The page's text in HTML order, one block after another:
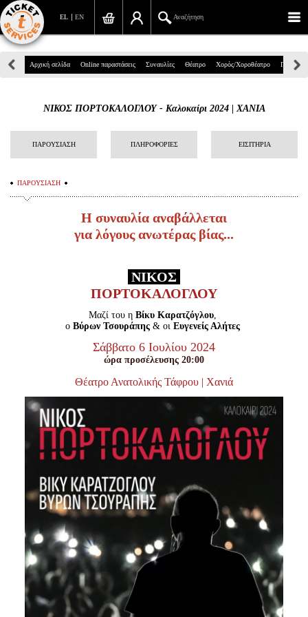
EN
EL Αναζήτηση
Πανεπιστημίου 39, Αθήνα
info@ticketservices.gr
Αναζήτηση
Παραγγελία
Πληροφορίες
Είσοδος διαχειριστή
Αρχική σελίδα Online παραστάσεις Συναυλίες Θέατρο Χορός/Χοροθέατρο Παιδικά
ΝΙΚΟΣ ΠΟΡΤΟΚΑΛΟΓΛΟΥ - Καλοκαίρι 2024 | ΧΑΝΙΑ
ΠΑΡΟΥΣΙΑΣΗ ΠΛΗΡΟΦΟΡΙΕΣ ΕΙΣΙΤΗΡΙΑ
ΠΑΡΟΥΣΙΑΣΗ
Η συναυλία αναβάλλεται
για λόγους ανωτέρας βίας...
ΝΙΚΟΣ
ΠΟΡΤΟΚΑΛΟΓΛΟΥ
Μαζί του η Βίκυ Καρατζόγλου,
ο Βύρων Τσουράπης & οι Ευγενείς Αλήτες
Σάββατο 6 Ιουλίου 2024
ώρα προσέλευσης 20:00
Θέατρο Ανατολικής Τάφρου | Χανιά